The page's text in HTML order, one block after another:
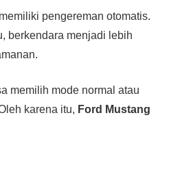
pengereman otomatis.
berkendara menjadi lebih
memilih mode normal atau
karena itu, Ford Mustang